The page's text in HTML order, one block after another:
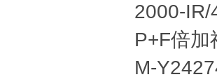
2000-IR/
P+F倍
M-